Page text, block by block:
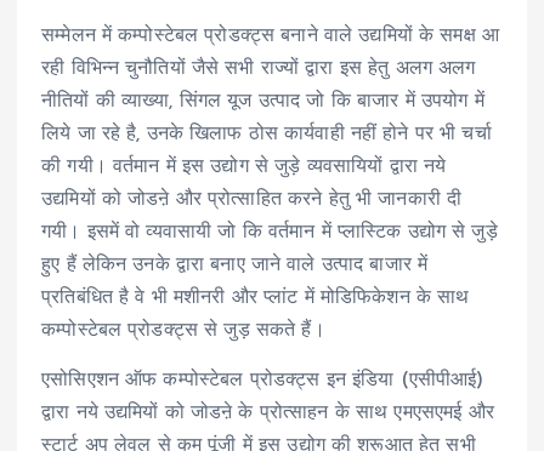
सम्मेलन में कम्पोस्टेबल प्रोडक्ट्स बनाने वाले उद्यमियों के समक्ष आ
रही विभिन्न चुनौतियों जैसे सभी राज्यों द्वारा इस हेतु अलग अलग
नीतियों की व्याख्या, सिंगल यूज उत्पाद जो कि बाजार में उपयोग में
लिये जा रहे है, उनके खिलाफ ठोस कार्यवाही नहीं होने पर भी चर्चा
की गयी। वर्तमान में इस उद्योग से जुड़े व्यवसायियों द्वारा नये
उद्यमियों को जोडऩे और प्रोत्साहित करने हेतु भी जानकारी दी
गयी। इसमें वो व्यवासायी जो कि वर्तमान में प्लास्टिक उद्योग से जुड़े
हुए हैं लेकिन उनके द्वारा बनाए जाने वाले उत्पाद बाजार में
प्रतिबंधित है वे भी मशीनरी और प्लांट में मोडिफिकेशन के साथ
कम्पोस्टेबल प्रोडक्ट्स से जुड़ सकते हैं।
एसोसिएशन ऑफ कम्पोस्टेबल प्रोडक्ट्स इन इंडिया (एसीपीआई)
द्वारा नये उद्यमियों को जोडऩे के प्रोत्साहन के साथ एमएसएमई और
स्टार्ट अप लेवल से कम पूंजी में इस उद्योग की शुरूआत हेतु सभी